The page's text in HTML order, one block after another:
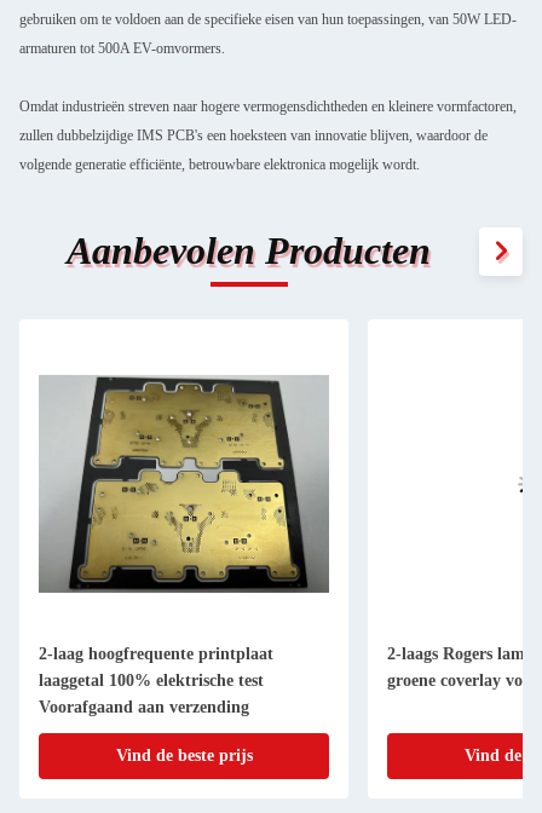
gebruiken om te voldoen aan de specifieke eisen van hun toepassingen, van 50W LED-
armaturen tot 500A EV-omvormers.
Omdat industrieën streven naar hogere vermogensdichtheden en kleinere vormfactoren,
zullen dubbelzijdige IMS PCB's een hoeksteen van innovatie blijven, waardoor de
volgende generatie efficiënte, betrouwbare elektronica mogelijk wordt.
Aanbevolen Producten
2-laag hoogfrequente printplaat
laaggetal 100% elektrische test
Voorafgaand aan verzending
Vind de beste prijs
2-laags Rogers
groene coverlay
Vind de